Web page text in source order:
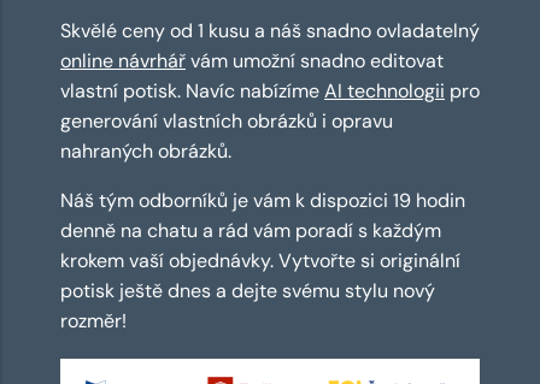
Skvělé ceny od 1 kusu a náš snadno ovladatelný
online návrhářvám umožní snadno editovat
vlastní potisk. Navíc nabízímeAI technologii pro
generování vlastních obrázků i opravu
nahraných obrázků.
Náš tým odborníků je vám k dispozici 19 hodin
denně na chatu a rád vám poradí s každým
krokem vaší objednávky. Vytvořte si originální
potisk ještě dnes a dejte svému stylu nový
rozměr!